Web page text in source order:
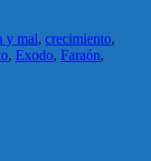
y mal, crecimiento,
, Exodo, Faraón,